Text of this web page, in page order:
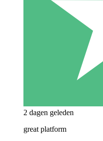
2 dagen geleden
great platform